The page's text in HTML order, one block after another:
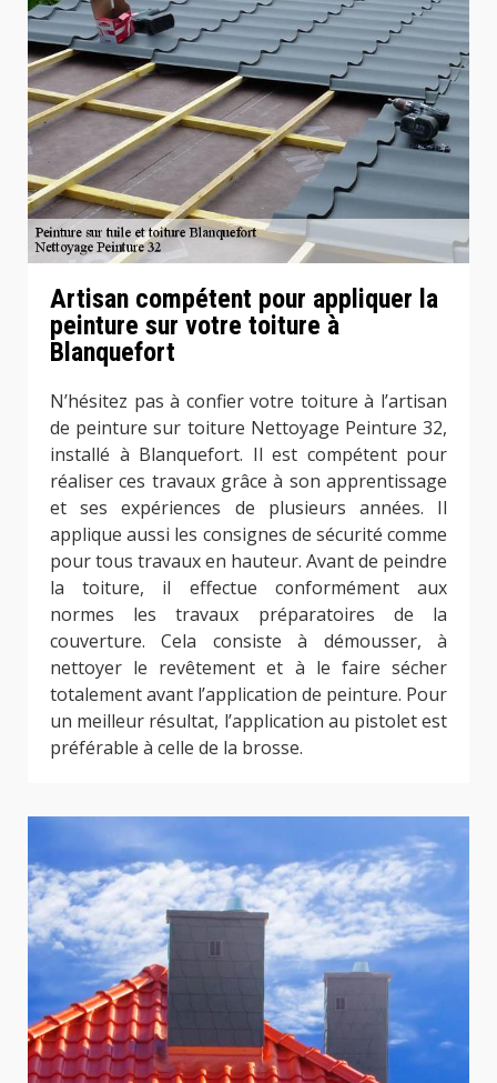
Artisan compétent pour appliquer la
peinture sur votre toiture à
Blanquefort
N’hésitez pas à confier votre toiture à l’artisan
de peinture sur toiture Nettoyage Peinture 32,
installé à Blanquefort. Il est compétent pour
réaliser ces travaux grâce à son apprentissage
et ses expériences de plusieurs années. Il
applique aussi les consignes de sécurité comme
pour tous travaux en hauteur. Avant de peindre
la toiture, il effectue conformément aux
normes les travaux préparatoires de la
couverture. Cela consiste à démousser, à
nettoyer le revêtement et à le faire sécher
totalement avant l’application de peinture. Pour
un meilleur résultat, l’application au pistolet est
préférable à celle de la brosse.